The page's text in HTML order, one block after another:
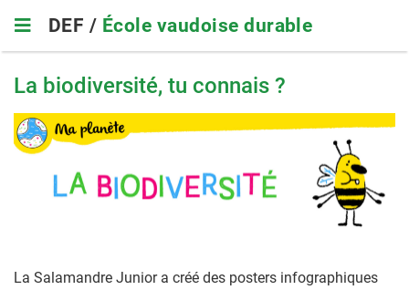
main
navigation
DEF / École vaudoise durable
La biodiversité, tu connais ?
La Salamandre Junior a créé des posters infographiques